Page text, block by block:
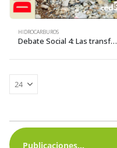
HIDROCARBUROS
Debate Social 4: Las transformaciones en el mundo del trabajo – Memoria del Seminario Internacional